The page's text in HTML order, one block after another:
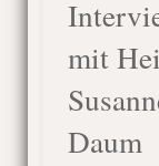
mit
Daum